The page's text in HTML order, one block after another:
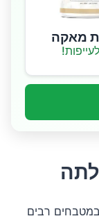
מאקה
לתה
במטבחים רבים